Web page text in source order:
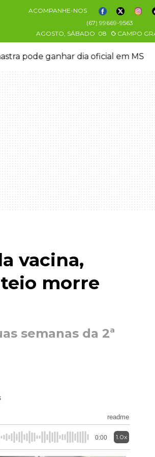
ACOMPANHE-NOS
(67) 99669-9563
AGOSTO, SÁBADO 08 CAMPO
pode ganhar dia oficial em MS
vacina,
morre
semanas da 2ª
readme
0:00 1.0x